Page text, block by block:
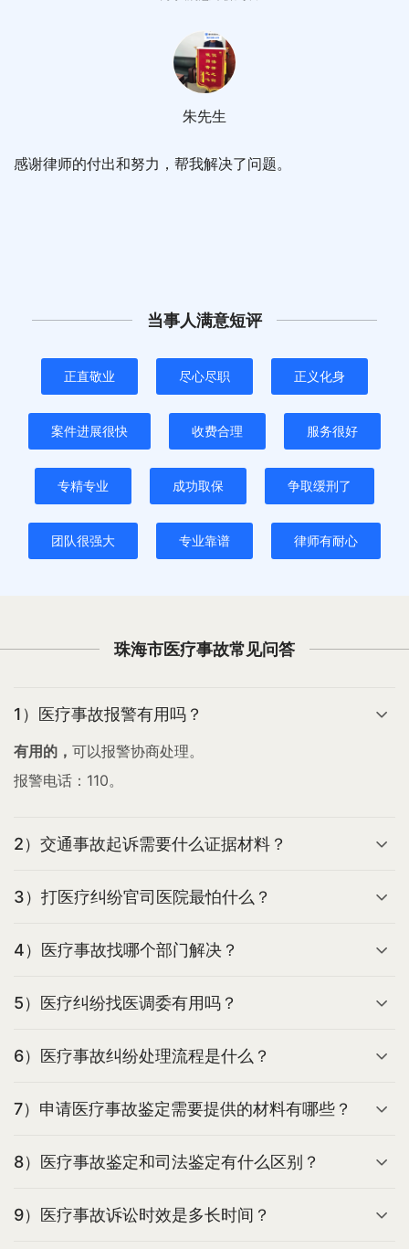
感谢律师的付出和努力，帮我解决了问题。
朱先生
当事人满意短评
正直敬业 尽心尽职 正义化身
案件进展很快 收费合理 服务很好
专精专业 成功取保 争取缓刑了
团队很强大 专业靠谱 律师有耐心
珠海市医疗事故常见问答
1）医疗事故报警有用吗？
有用的， 可以报警协商处理。
报警电话：110。
2）交通事故起诉需要什么证据材料？
3）打医疗纠纷官司医院最怕什么？
4）医疗事故找哪个部门解决？
5）医疗纠纷找医调委有用吗？
6）医疗事故纠纷处理流程是什么？
7）申请医疗事故鉴定需要提供的材料有哪些？
8）医疗事故鉴定和司法鉴定有什么区别？
9）医疗事故诉讼时效是多长时间？